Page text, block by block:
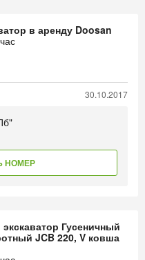
в аренду Doosan
30.10.2017
НОМЕР
Гусеничный
JCB 220, V ковша